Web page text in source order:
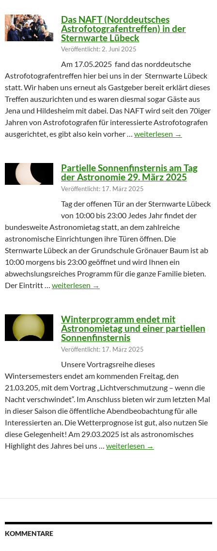
Das NAFT (Norddeutsches
Astrofotografentreffen) in der
Sternwarte Lübeck
Veröffentlicht: 2. Juni 2025
Am 17.05.2025 fand das norddeutsche
Astrofotografentreffen hier bei uns in der Sternwarte Lübeck
statt. Wir haben uns erneut als Gastgeber bereit erklärt dieses
Treffen auszurichten und es waren diesmal sogar Gäste aus
Jena und Hildesheim mit dabei. Das NAFT wird seit den 70iger
Jahren von Astrofotografen für interessierte Astrofotografen
ausgerichtet, es gibt also kein vorher … Das NAFT
weiterlesen →
Partielle Sonnenfinsternis am Tag
der Astronomie 29. März 2025
Veröffentlicht: 17. März 2025
Tag der offenen Tür an der Sternwarte Lübeck
von 10:00 bis 23:00 Jedes Jahr findet der
bundesweite Astronomietag statt, an dem zahlreiche
astronomische Einrichtungen ihre Türen öffnen. Die
Sternwarte Lübeck an der Grundschule Grönauer Baum ist ab
10:00 morgens bis 23:00 geöffnet und wird Ihnen ein
abwechslungsreiches Programm für die ganze Familie bieten.
Der Eintritt … Partielle Sonnenfinsternis am Tag der
weiterlesen →
Winterprogramm endet mit
Astronomietag und einer partiellen
Sonnenfinsternis
Veröffentlicht: 17. März 2025
Unsere Vortragsreihe dieses
Wintersemesters endet am kommenden Freitag, den
21.03.205, mit dem Vortrag „Lichtverschmutzung – wenn die
Nacht verschwindet“. Im Anschluss bieten wir zum letzten Mal
in dieser Saison die öffentliche Abendbeobachtung für alle
Interessierten an. Die Wetterprognose ist gut, also nutzen Sie
diese Gelegenheit! Am 29.03.2025 ist als astronomisches
Highlight des Jahres bei uns … Winterprogramm endet mit
weiterlesen →
KOMMENTARE